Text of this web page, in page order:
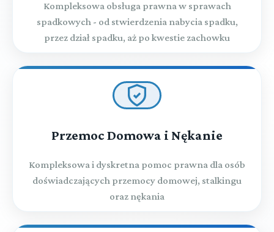
Kompleksowa obsługa prawna w sprawach
spadkowych - od stwierdzenia nabycia spadku,
przez dział spadku, aż po kwestie zachowku
Przemoc Domowa i Nękanie
Kompleksowa i dyskretna pomoc prawna dla osób
doświadczających przemocy domowej, stalkingu
oraz nękania